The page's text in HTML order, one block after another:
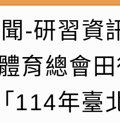
TAIPEI臺北
藝術教育日」
年度第1學
代課鐘點教
告分次招考)
兒童課後照顧
練課程
桃園市運動會
年度
-研習資
育總會
114年臺